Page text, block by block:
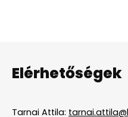
Elérhetőségek
Tarnai Attila: